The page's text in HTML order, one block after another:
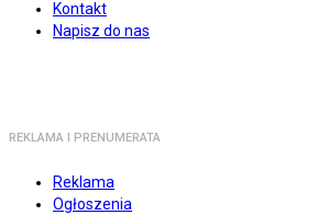
Kontakt
Napisz do nas
REKLAMA I PRENUMERATA
Reklama
Ogłoszenia